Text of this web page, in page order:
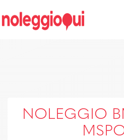
NOLEGGIO